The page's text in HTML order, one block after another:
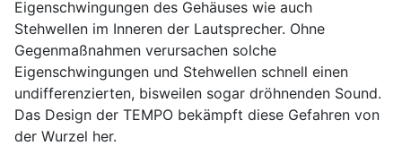
Eigenschwingungen des Gehäuses wie auch
Stehwellen im Inneren der Lautsprecher. Ohne
Gegenmaßnahmen verursachen solche
Eigenschwingungen und Stehwellen schnell einen
undifferenzierten, bisweilen sogar dröhnenden Sound.
Das Design der TEMPO bekämpft diese Gefahren von
der Wurzel her.